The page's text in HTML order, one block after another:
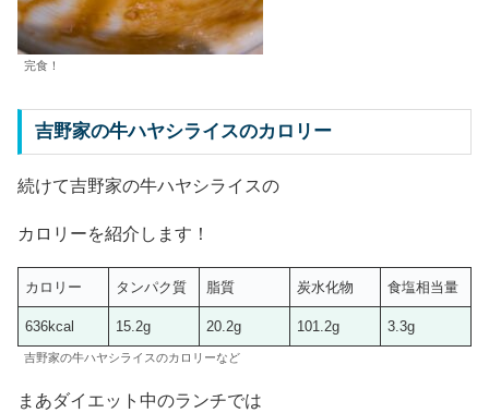
完食！
吉野家の牛ハヤシライスのカロリー
続けて吉野家の牛ハヤシライスの
カロリーを紹介します！
カロリー タンパク質 脂質 炭水化物 食塩相当量
636kcal 15.2g 20.2g 101.2g 3.3g
吉野家の牛ハヤシライスのカロリーなど
まあダイエット中のランチでは